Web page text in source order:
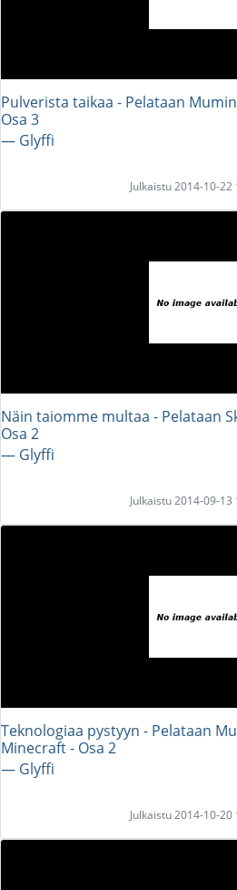
Pulverista taikaa - Pelataan
Osa 3
― Glyffi
Julkaistu 2014-10-
Näin taiomme multaa - Pelataan
Osa 2
― Glyffi
Julkaistu 2014-09-
Teknologiaa pystyyn - Pelataan
Minecraft - Osa 2
― Glyffi
Julkaistu 2014-10-